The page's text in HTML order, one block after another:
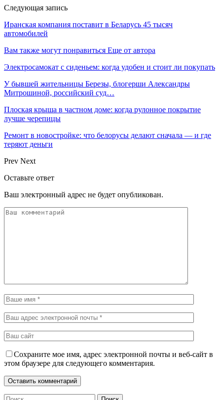
Следующая запись
Иранская компания поставит в Беларусь 45 тысяч
автомобилей
Вам также могут понравиться Еще от автора
Электросамокат с сиденьем: когда удобен и стоит ли покупать
У бывшей жительницы Березы, блогерши Александры
Митрошиной, российский суд…
Плоская крыша в частном доме: когда рулонное покрытие
лучше черепицы
Ремонт в новостройке: что белорусы делают сначала — и где
теряют деньги
Prev Next
Оставьте ответ
Ваш электронный адрес не будет опубликован.
Сохраните мое имя, адрес электронной почты и веб-сайт в
этом браузере для следующего комментария.